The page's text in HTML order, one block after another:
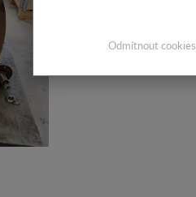
Odmítnout cookies